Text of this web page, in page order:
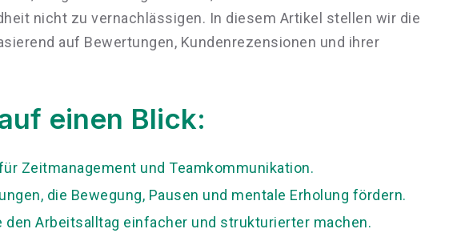
nicht zu vernachlässigen. In diesem Artikel stellen wir die
auf Bewertungen, Kundenrezensionen und ihrer
einen Blick:
Zeitmanagement und Teamkommunikation.
die Bewegung, Pausen und mentale Erholung fördern.
den Arbeitsalltag einfacher und strukturierter machen.